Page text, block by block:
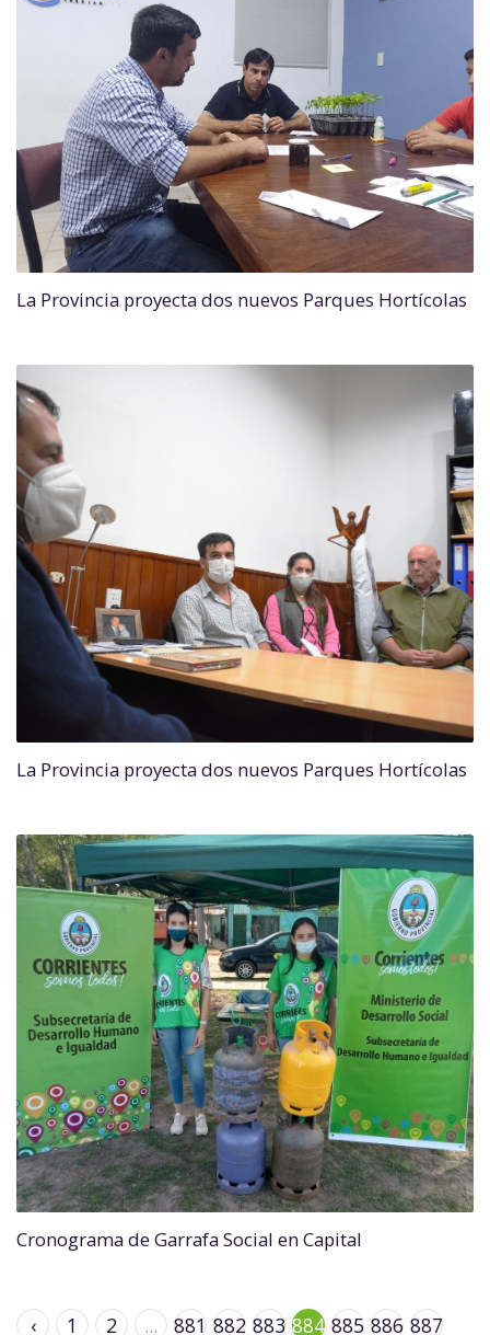
La Provincia proyecta dos nuevos Parques Hortícolas
La Provincia proyecta dos nuevos Parques Hortícolas
Cronograma de Garrafa Social en Capital
‹ 1 2 ... 881 882 883 884 885 886 887